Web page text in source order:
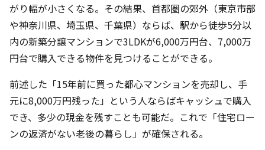
がり幅が小さくなる。その結果、首都圏の郊外（東京市部
や神奈川県、埼玉県、千葉県）ならば、駅から徒歩5分以
内の新築分譲マンションで3LDKが6,000万円台、7,000万
円台で購入できる物件を見つけることができる。
前述した「15年前に買った都心マンションを売却し、手
元に8,000万円残った」という人ならばキャッシュで購入
でき、多少の現金を残すことも可能だ。これで「住宅ロー
ンの返済がない老後の暮らし」が確保される。